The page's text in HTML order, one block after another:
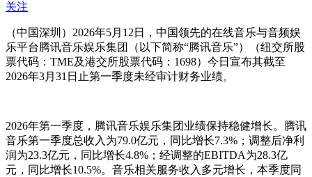
关注
（中国深圳）2026年5月12日，中国领先的在线音乐与音频娱
乐平台腾讯音乐娱乐集团（以下简称“腾讯音乐”）（纽交所股
票代码：TME及港交所股票代码：1698）今日宣布其截至
2026年3月31日止第一季度未经审计财务业绩。
2026年第一季度，腾讯音乐娱乐集团业绩保持稳健增长。腾讯
音乐第一季度总收入为79.0亿元，同比增长7.3%；调整后净利
润为23.3亿元，同比增长4.8%；经调整的EBITDA为28.3亿
元，同比增长10.5%。音乐相关服务收入多元增长，本季度同